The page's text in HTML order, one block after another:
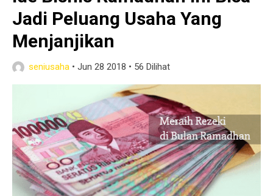
Jadi Peluang Usaha Yang
Menjanjikan
seniusaha • Jun 28 2018 • 56 Dilihat